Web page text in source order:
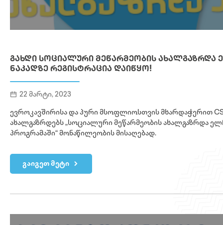
ᲒᲐᲮᲓᲘ ᲡᲝᲪᲘᲐᲚᲣᲠᲘ ᲛᲔᲬᲐᲠᲛᲔᲝᲑᲘᲡ ᲐᲮᲐᲚᲒᲐᲖᲠᲓᲐ
ᲜᲐᲙᲐᲓᲖᲔ ᲠᲔᲒᲘᲡᲢᲠᲐᲪᲘᲐ ᲓᲐᲘᲬᲧᲝ!
22 მარტი, 2023
ევროკავშირისა და პური მსოფლიოსთვის მხარდაჭერით
ახალგაზრდებს „სოციალური მეწარმეობის ახალგაზრდა
პროგრამაში“ მონაწილეობის მისაღებად.
გაიგეთ მეტი